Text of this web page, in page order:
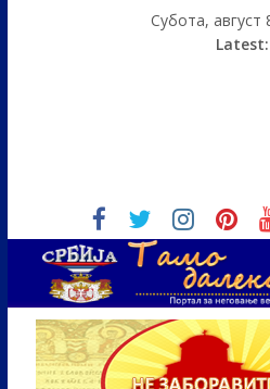
Субота, август
Latest: